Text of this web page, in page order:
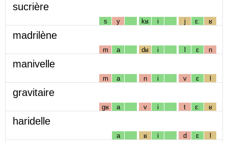
sucrière
s y kʁ i j ɛː ʁ
madrilène
m a dʁ i l ɛ n
manivelle
m a n i v ɛ l
gravitaire
gʁ a v i t ɛː ʁ
haridelle
a ʁ i d ɛ l